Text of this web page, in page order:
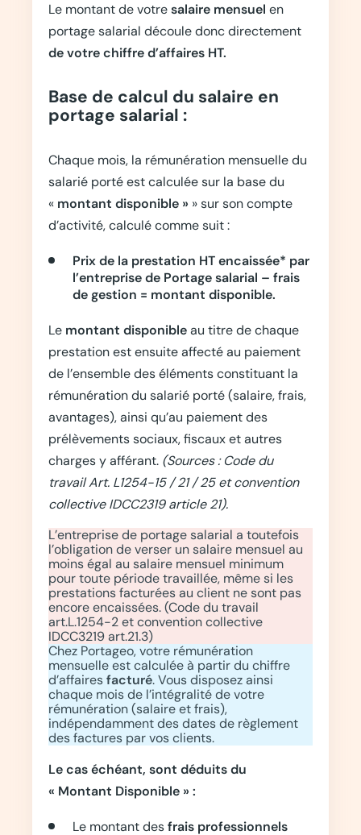
Le montant de votresalaire mensuel en
portage salarial découle donc directement
de votre chiffre d’affaires HT.
Base de calcul du salaire en
portage salarial :
Chaque mois, la rémunération mensuelle du
salarié porté est calculée sur la base du
« montant disponible » » sur son compte
d’activité, calculé comme suit :
Prix de la prestation HT encaissée* par
l’entreprise de Portage salarial – frais
de gestion = montant disponible.
Le montant disponibleau titre de chaque
prestation est ensuite affecté au paiement
de l’ensemble des éléments constituant la
rémunération du salarié porté (salaire, frais,
avantages), ainsi qu’au paiement des
prélèvements sociaux, fiscaux et autres
charges y afférant. (Sources : Code du
travail Art. L1254-15 / 21 / 25 et convention
collective IDCC2319 article 21).
L’entreprise de portage salarial a toutefois
l’obligation de verser un salaire mensuel au
moins égal au salaire mensuel minimum
pour toute période travaillée, même si les
prestations facturées au client ne sont pas
encore encaissées. (Code du travail
art.L.1254-2 et convention collective
IDCC3219 art.21.3)
Chez Portageo, votre rémunération
mensuelle est calculée à partir du chiffre
d’affairesfacturé. Vous disposez ainsi
chaque mois de l’intégralité de votre
rémunération (salaire et frais),
indépendamment des dates de règlement
des factures par vos clients.
Le cas échéant, sont déduits du
« Montant Disponible » :
Le montant desfrais professionnels